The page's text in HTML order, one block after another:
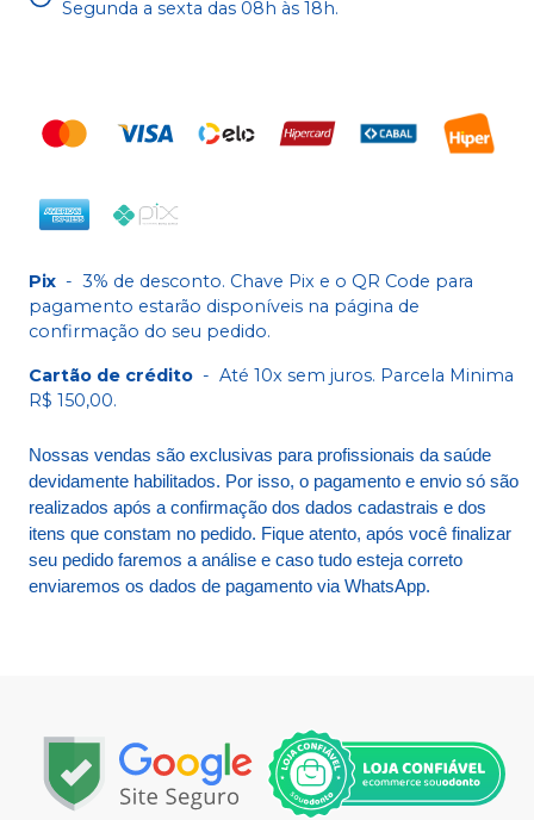
Segunda a sexta das 08h às 18h.
Pix - 3% de desconto. Chave Pix e o QR Code para
pagamento estarão disponíveis na página de
confirmação do seu pedido.
Cartão de crédito - Até 10x sem juros. Parcela Minima
R$ 150,00.
Nossas vendas são exclusivas para profissionais da saúde
devidamente habilitados. Por isso, o pagamento e envio só são
realizados após a confirmação dos dados cadastrais e dos
itens que constam no pedido. Fique atento, após você finalizar
seu pedido faremos a análise e caso tudo esteja correto
enviaremos os dados de pagamento via WhatsApp.